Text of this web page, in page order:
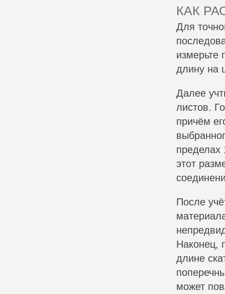
КАК
Для
измерьте
длину на
Далее
листов.
причём
пределах
этот
После
Наконец,
длине
может